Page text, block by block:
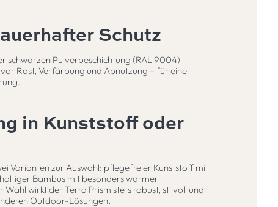
Schutz
schwarzen Pulverbeschichtung (RAL 9004)
Rost, Verfärbung und Abnutzung – für eine
in Kunststoff oder
Varianten zur Auswahl: pflegefreier Kunststoff mit
Bambus mit besonders warmer
wirkt der Terra Prism stets robust, stilvoll und
Outdoor-Lösungen.